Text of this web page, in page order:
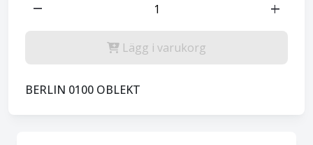
remove add
Lägg i varukorg
BERLIN 0100 OBLEKT